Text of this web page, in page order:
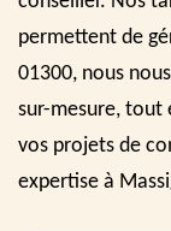
permettent de
01300, nous
sur-mesure, tout
vos projets de
expertise à